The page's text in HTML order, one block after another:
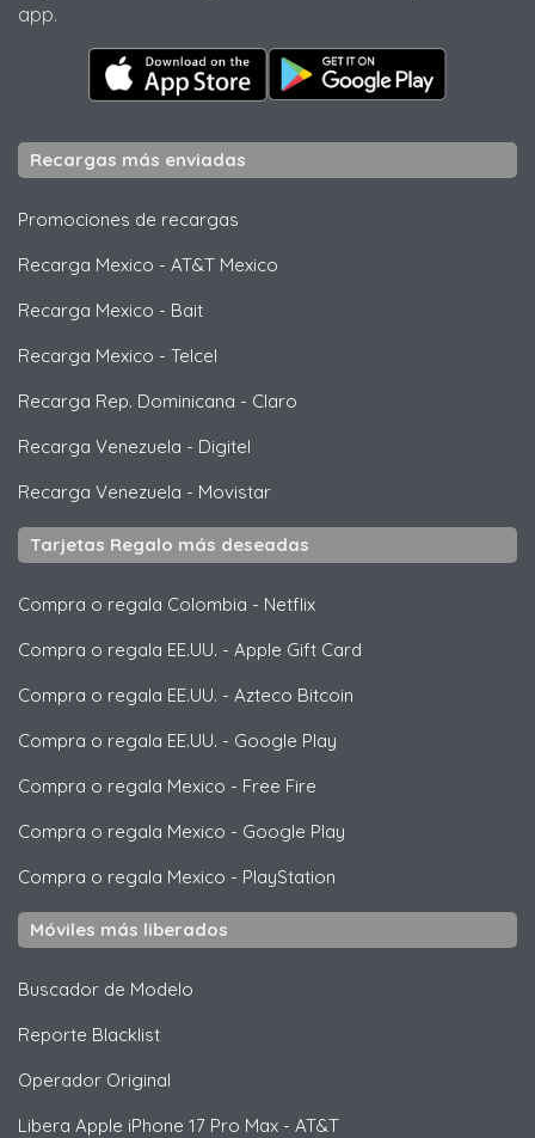
app.
Recargas más enviadas
Promociones de recargas
Recarga Mexico - AT&T Mexico
Recarga Mexico - Bait
Recarga Mexico - Telcel
Recarga Rep. Dominicana - Claro
Recarga Venezuela - Digitel
Recarga Venezuela - Movistar
Tarjetas Regalo más deseadas
Compra o regala Colombia - Netflix
Compra o regala EE.UU. - Apple Gift Card
Compra o regala EE.UU. - Azteco Bitcoin
Compra o regala EE.UU. - Google Play
Compra o regala Mexico - Free Fire
Compra o regala Mexico - Google Play
Compra o regala Mexico - PlayStation
Móviles más liberados
Buscador de Modelo
Reporte Blacklist
Operador Original
Libera Apple iPhone 17 Pro Max - AT&T